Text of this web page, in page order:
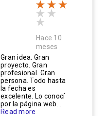
Hace 10
meses
Gran idea. Gran
proyecto. Gran
profesional. Gran
persona. Todo hasta
la fecha es
excelente. Lo conocí
por la página web...
Read more